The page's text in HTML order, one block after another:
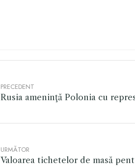
PRECEDENT
Rusia ameninţă Polonia cu
URMĂTOR
Valoarea tichetelor de masă